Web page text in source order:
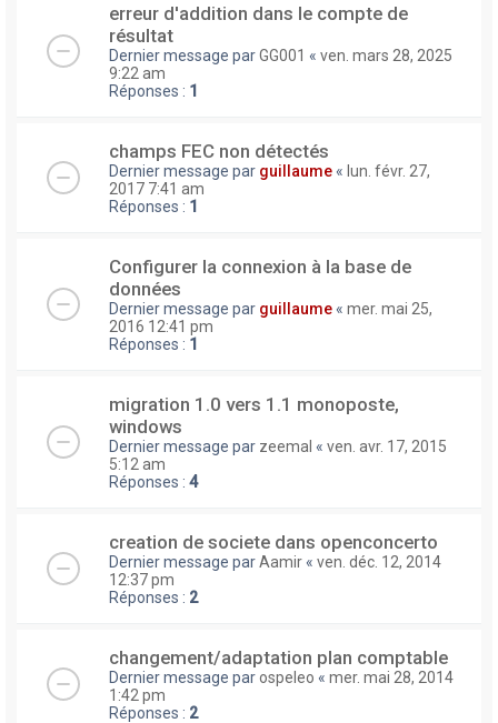
erreur d'addition dans le compte de
résultat
Dernier message parGG001 « ven. mars 28, 2025
9:22 am
Réponses : 1
champs FEC non détectés
Dernier message par guillaume « lun. févr. 27,
2017 7:41 am
Réponses : 1
Configurer la connexion à la base de
données
Dernier message par guillaume « mer. mai 25,
2016 12:41 pm
Réponses : 1
migration 1.0 vers 1.1 monoposte,
windows
Dernier message par zeemal « ven. avr. 17, 2015
5:12 am
Réponses : 4
creation de societe dans openconcerto
Dernier message parAamir « ven. déc. 12, 2014
12:37 pm
Réponses : 2
changement/adaptation plan comptable
Dernier message parospeleo « mer. mai 28, 2014
1:42 pm
Réponses : 2